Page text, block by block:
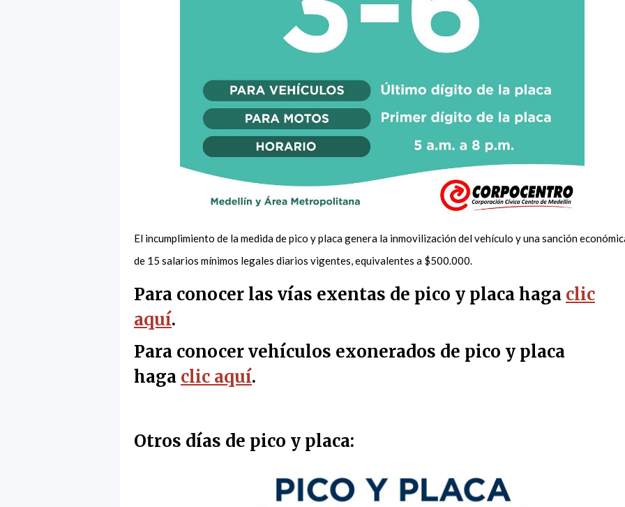
El incumplimiento de la medida de pico y placa genera la inmovilización del vehículo y una sanción
de 15 salarios mínimos legales diarios vigentes, equivalentes a $500.000.
Para conocer las vías exentas de pico y placa haga clic
aquí.
Para conocer vehículos exonerados de pico y placa
haga clic aquí.
Otros días de pico y placa: